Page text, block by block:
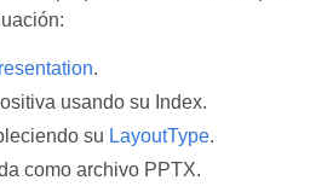
.
usando su Index.
su LayoutType.
como archivo PPTX.